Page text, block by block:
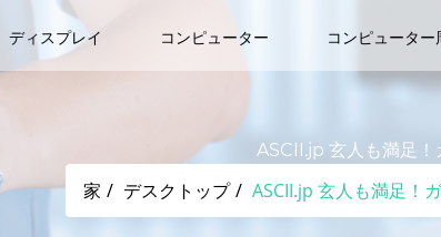
ディスプレイ コンピューター コンピューター
ASCII.jp 玄人も満足
家 デスクトップ ASCII.jp 玄人も満足！